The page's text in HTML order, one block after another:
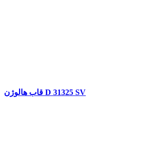
قاب هالوژن D 31325 SV